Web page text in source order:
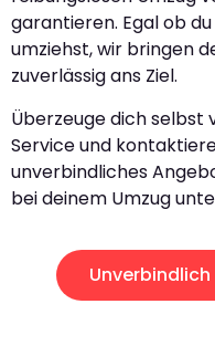
garantieren. Egal ob du
umziehst, wir bringen
zuverlässig ans Ziel.
Überzeuge dich selbst
Service und
unverbindliches
bei deinem Umzug